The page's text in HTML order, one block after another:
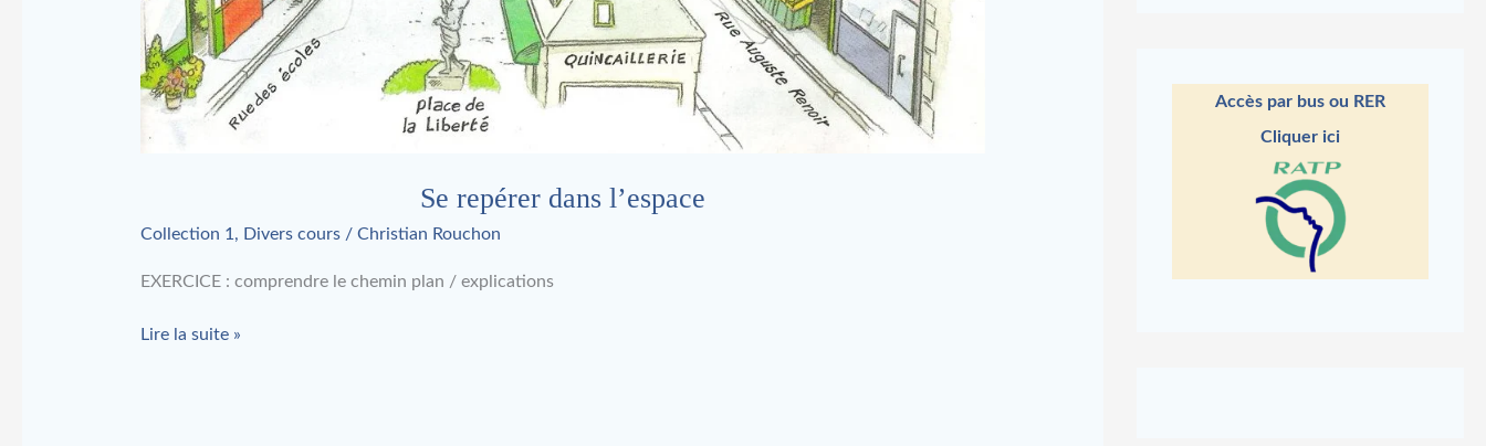
Se repérer dans l’espace
Collection 1, Divers cours/ Christian Rouchon
EXERCICE : comprendre le chemin plan / explications
Lire la suite »
Accès par bus ou RER
Cliquer ici